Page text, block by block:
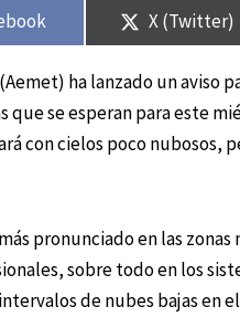
X (Twitter)
ha lanzado un aviso
que se esperan para este
con cielos poco nubosos,
pronunciado en las
sobre todo en los
de nubes bajas